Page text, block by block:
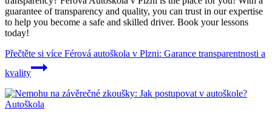
guarantee of transparency and quality, you can trust in our expertise
to help you become a safe and skilled driver. Book your lessons
today!
Přečtěte si více Férová autoškola v Plzni: Garance transparentnosti a
kvality
Autoškola